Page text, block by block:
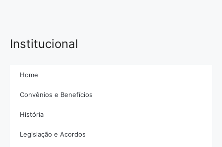
Institucional
Home
Convênios e Benefícios
História
Legislação e Acordos